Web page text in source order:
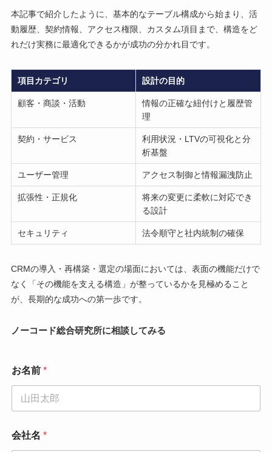
本記事で紹介したように、基本的なテーブル構成から始まり、活
動履歴、契約情報、アクセス権限、カスタム項目まで、構造をど
れだけ実務に最適化できるかが成功の分かれ目です。
項目カテゴリ 設計の目的
顧客・商談・活動
情報の正確な紐付けと履歴管
理
契約・サービス
利用状況・LTVの可視化と分
析基盤
ユーザー管理 アクセス制御と情報漏洩防止
拡張性・正規化
将来の変更に柔軟に対応でき
る設計
セキュリティ 法令順守と社内統制の確保
CRMの導入・再構築・選定の場面においては、表面の機能だけで
なく「その機能を支える構造」が整っているかを見極めること
が、長期的な成功への第一歩です。
ノーコード総合研究所に相談してみる
*
電
お名前 *
会社名 *